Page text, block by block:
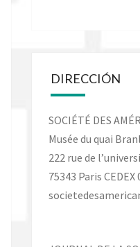
DIRECCIÓN
SOCIÉTÉ DES
Musée du quai
222 rue de
75343 Paris CEDEX